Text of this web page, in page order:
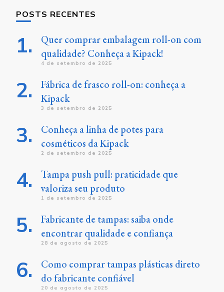
POSTS RECENTES
Quer comprar embalagem roll-on com
qualidade? Conheça a Kipack!
4 de setembro de 2025
Fábrica de frasco roll-on: conheça a
Kipack
3 de setembro de 2025
Conheça a linha de potes para
cosméticos da Kipack
2 de setembro de 2025
Tampa push pull: praticidade que
valoriza seu produto
1 de setembro de 2025
Fabricante de tampas: saiba onde
encontrar qualidade e confiança
28 de agosto de 2025
Como comprar tampas plásticas direto
do fabricante confiável
20 de agosto de 2025